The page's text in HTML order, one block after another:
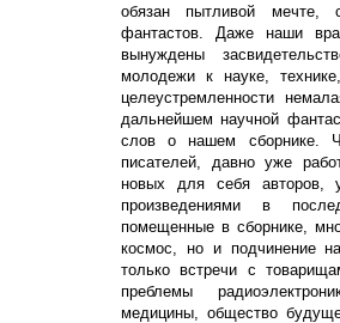
обязан пытливой мечте,
фантастов. Даже наши
вынуждены
молодежи к науке,
целеустремленности
дальнейшем научной
слов о нашем сборнике.
писателей, давно уже
новых для себя авторов,
произведениями в
помещенные в сборнике,
космос, но и подчинение
только встречи с
преблемы
медицины, общество